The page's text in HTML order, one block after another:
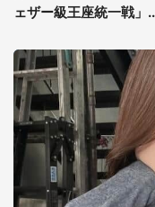
ェザー級王座統一戦」